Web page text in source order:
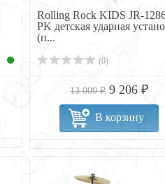
Rolling Rock KIDS JR-
PK детская ударная
(п...
(0)
13 000 ₽ 9 206 ₽
В корзину